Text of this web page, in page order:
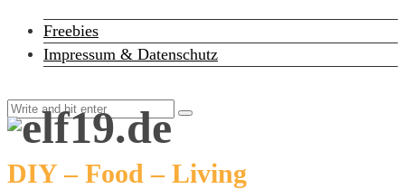
Freebies
Impressum & Datenschutz
DIY – Food – Living